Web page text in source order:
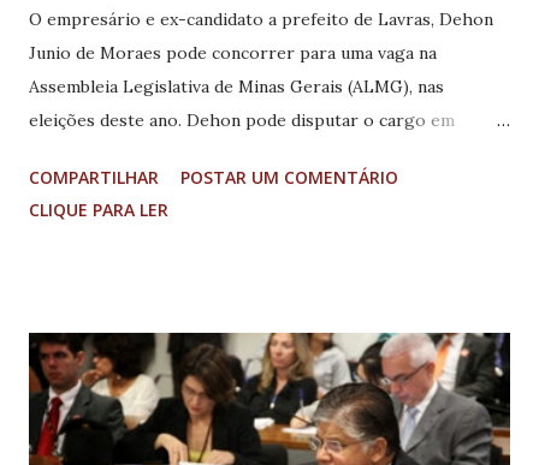
O empresário e ex-candidato a prefeito de Lavras, Dehon
Junio de Moraes pode concorrer para uma vaga na
Assembleia Legislativa de Minas Gerais (ALMG), nas
eleições deste ano. Dehon pode disputar o cargo em
(PMN), que vai concorrer ao cargo de deputado federal.
Além de Dehon e Carlos Alberto, em Lavras, no Sul de
COMPARTILHAR
POSTAR UM COMENTÁRIO
CLIQUE PARA LER